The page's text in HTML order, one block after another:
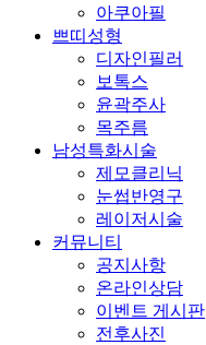
아쿠아필
쁘띠성형
디자인필러
보톡스
윤곽주사
목주름
남성특화시술
제모클리닉
눈썹반영구
레이저시술
커뮤니티
공지사항
온라인상담
이벤트 게시판
전후사진